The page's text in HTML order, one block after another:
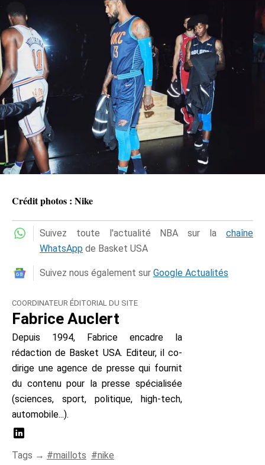
Crédit photos : Nike
Suivez toute l'actualité NBA sur la chaîne
WhatsApp de Basket USA
Suivez nous également sur Google Actualités
COORDINATEUR ÉDITORIAL DU SITE
Fabrice Auclert
Depuis 1994, Fabrice encadre la
rédaction de Basket USA. Editeur, il co-
dirige une agence de presse qui fournit
du contenu pour la presse spécialisée
(sciences, sport, politique, high-tech,
automobile...).
Tags → maillots nike